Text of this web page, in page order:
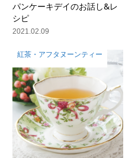
パンケーキデイのお話し&レ
シピ
2021.02.09
紅茶・アフタヌーンティー